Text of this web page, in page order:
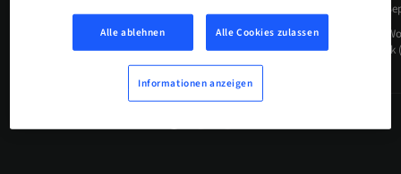
20. Sep. 2017
Der Reality-Zahnmedizinkanal – Live-Streams, Video-on-
Demand, Online-Tutorials
17.
Erster
Alle ablehnen Alle Cookies zulassen
Informationen anzeigen